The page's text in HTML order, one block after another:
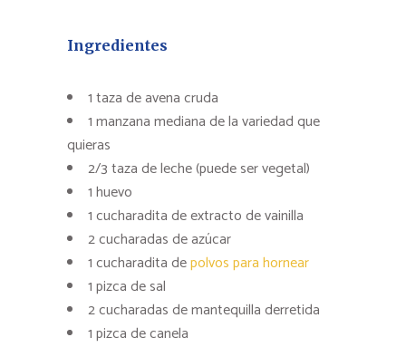
Ingredientes
1 taza de avena cruda
1 manzana mediana de la variedad que
quieras
2/3 taza de leche (puede ser vegetal)
1 huevo
1 cucharadita de extracto de vainilla
2 cucharadas de azúcar
1 cucharadita depolvos para hornear
1 pizca de sal
2 cucharadas de mantequilla derretida
1 pizca de canela